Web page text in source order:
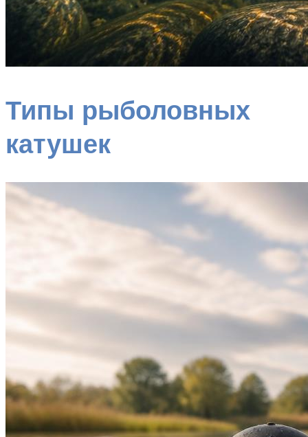
Типы рыболовных
катушек